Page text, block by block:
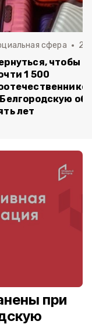
сфера 20
чтобы
1 500
лет
при